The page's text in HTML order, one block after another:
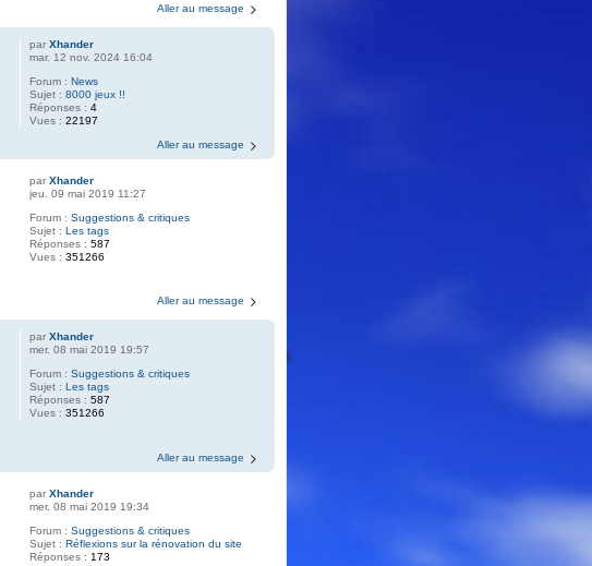
Aller au message
parXhander
mar. 12 nov. 2024 16:04
Forum :News
Sujet :8000 jeux !!
Réponses :4
Vues :22197
Aller au message
parXhander
jeu. 09 mai 2019 11:27
Forum :Suggestions & critiques
Sujet :Les tags
Réponses :587
Vues :351266
Aller au message
parXhander
mer. 08 mai 2019 19:57
Forum :Suggestions & critiques
Sujet : Les tags
Réponses :587
Vues :351266
Aller au message
parXhander
mer. 08 mai 2019 19:34
Forum :Suggestions & critiques
Sujet :Réflexions sur la rénovation du site
Réponses : 173